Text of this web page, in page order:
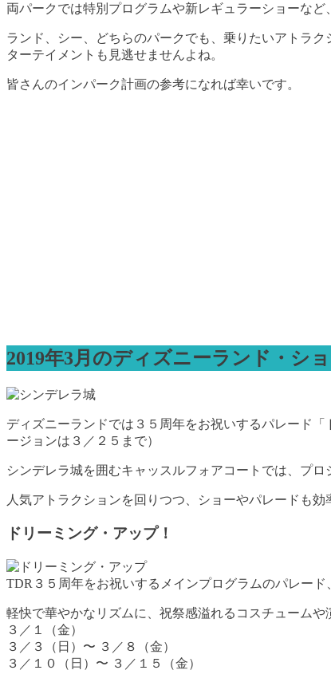
両パークでは特別プログラムや新レギュラーショーなど
ランド、シー、どちらのパークでも、乗りたいアトラ
ターテイメントも見逃せませんよね。
皆さんのインパーク計画の参考になれば幸いです。
2019年3月のディズニーランド・シ
ディズニーランドでは３５周年をお祝いするパレード
ージョンは３／２５まで）
シンデレラ城を囲むキャッスルフォアコートでは、プ
人気アトラクションを回りつつ、ショーやパレードも効
ドリーミング・アップ！
TDR３５周年をお祝いするメインプログラムのパレード
軽快で華やかなリズムに、祝祭感溢れるコスチュームや
３／１（金）
３／３（日）〜 ３／８（金）
３／１０（日）〜 ３／１５（金）